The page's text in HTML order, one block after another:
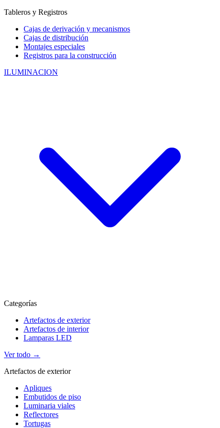
Tableros y Registros
Cajas de derivación y mecanismos
Cajas de distribución
Montajes especiales
Registros para la construcción
ILUMINACION
Categorías
Artefactos de exterior
Artefactos de interior
Lamparas LED
Ver todo →
Artefactos de exterior
Apliques
Embutidos de piso
Luminaria viales
Reflectores
Tortugas